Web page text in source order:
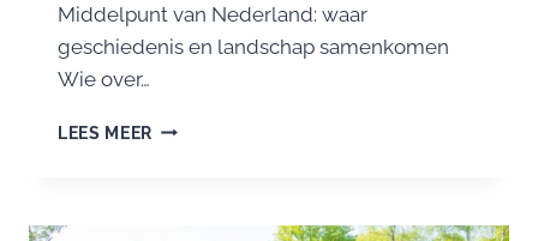
Middelpunt van Nederland: waar
geschiedenis en landschap samenkomen
Wie over…
LEES MEER EEN